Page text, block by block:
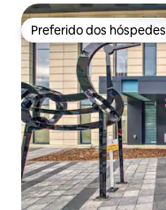
Preferido dos hóspedes
Preferido dos hóspedes